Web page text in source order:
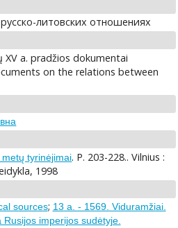
литовских отношениях
XV a. pradžios dokumentai
on the relations between
tyrinėjimai. P. 203-228.. Vilnius :
1998
sources; 13 a. - 1569. Viduramžiai.
imperijos sudėtyje.